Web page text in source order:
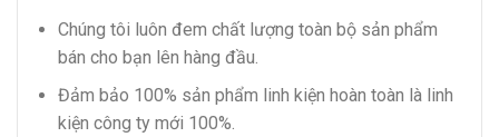
Chúng tôi luôn đem chất lượng toàn bộ sản phẩm
bán cho bạn lên hàng đầu.
Đảm bảo 100% sản phẩm linh kiện hoàn toàn là linh
kiện công ty mới 100%.